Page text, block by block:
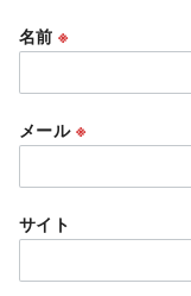
名前※
メール ※
サイト